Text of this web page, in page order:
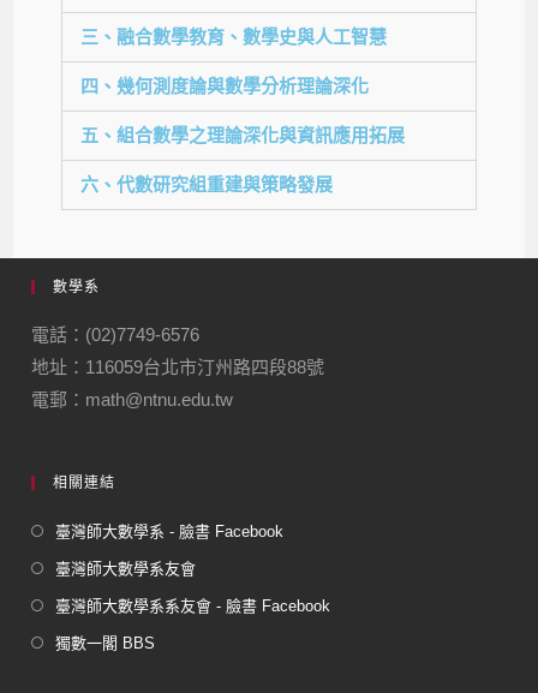
三、融合數學教育、數學史與人工智慧
四、幾何測度論與數學分析理論深化
五、組合數學之理論深化與資訊應用拓展
六、代數研究組重建與策略發展
數學系
電話：(02)7749-6576
地址：116059台北市汀州路四段88號
電郵：math@ntnu.edu.tw
相關連結
臺灣師大數學系 - 臉書 Facebook
臺灣師大數學系友會
臺灣師大數學系系友會 - 臉書 Facebook
獨數一閣 BBS